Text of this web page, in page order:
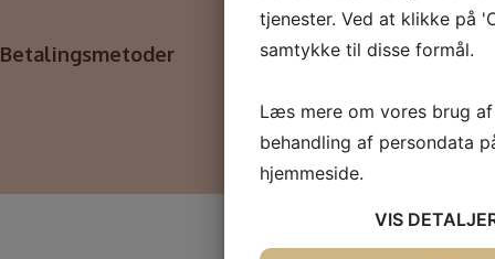
Betalingsmetoder
tjenester. Ved at klikke på
samtykke til disse formål.
Læs mere om vores brug
behandling af persondata
hjemmeside.
VIS